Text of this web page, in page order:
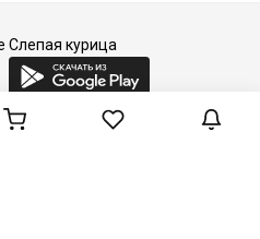
Слепая курица
- fashion concept store.